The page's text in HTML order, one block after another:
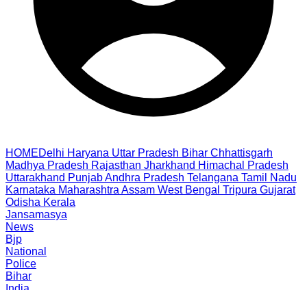
HOMEDelhi Haryana Uttar Pradesh Bihar Chhattisgarh
Madhya Pradesh Rajasthan Jharkhand Himachal Pradesh
Uttarakhand PunjabAndhra Pradesh Telangana Tamil Nadu
Karnataka Maharashtra Assam West Bengal Tripura Gujarat
Odisha Kerala
Jansamasya
News
Bjp
National
Police
Bihar